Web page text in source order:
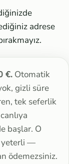
adrese
€. Otomatik
gizli süre
tek seferlik
başlar. O
yeterli —
ödemezsiniz.